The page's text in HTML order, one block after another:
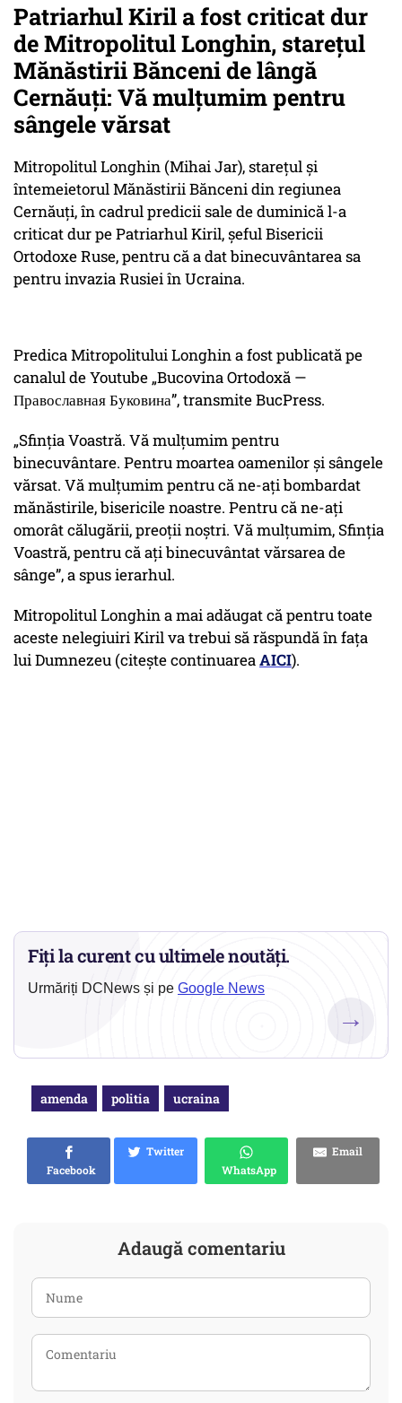
Patriarhul Kiril a fost criticat dur
de Mitropolitul Longhin, starețul
Mănăstirii Bănceni de lângă
Cernăuți: Vă mulțumim pentru
sângele vărsat
Mitropolitul Longhin (Mihai Jar), starețul și
întemeietorul Mănăstirii Bănceni din regiunea
Cernăuți, în cadrul predicii sale de duminică l-a
criticat dur pe Patriarhul Kiril, șeful Bisericii
Ortodoxe Ruse, pentru că a dat binecuvântarea sa
pentru invazia Rusiei în Ucraina.
Predica Mitropolitului Longhin a fost publicată pe
canalul de Youtube „Bucovina Ortodoxă —
Православная Буковина”, transmite BucPress.
„Sfinția Voastră. Vă mulțumim pentru
binecuvântare. Pentru moartea oamenilor și sângele
vărsat. Vă mulțumim pentru că ne-ați bombardat
mănăstirile, bisericile noastre. Pentru că ne-ați
omorât călugării, preoții noștri. Vă mulțumim, Sfinția
Voastră, pentru că ați binecuvântat vărsarea de
sânge”, a spus ierarhul.
Mitropolitul Longhin a mai adăugat că pentru toate
aceste nelegiuiri Kiril va trebui să răspundă în fața
lui Dumnezeu (citește continuareaAICI).
Fiți la curent cu ultimele noutăți.
Urmăriți DCNews și pe Google News
→
amenda politia ucraina
Facebook
Twitter
WhatsApp
Email
Adaugă comentariu